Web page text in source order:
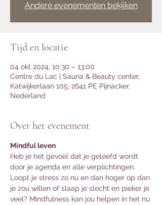
Andere evenementen bekijken
Tijd en locatie
04 okt 2024, 10:30 – 13:00
Centre du Lac | Sauna & Beauty center,
Katwijkerlaan 105, 2641 PE Pijnacker,
Nederland
Over het evenement
Mindful leven
Heb je het gevoel dat je geleefd wordt
door je agenda en alle verplichtingen.
Loopt je stress zo nu en dan hoger op dan
je zou willen of slaap je slecht en pieker je
veel? Mindfulness kan jou helpen in het nu